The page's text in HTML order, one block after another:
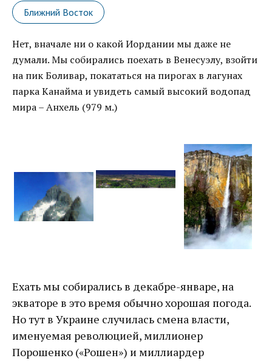
Ближний Восток
Нет, вначале ни о какой Иордании мы даже не
думали. Мы собирались поехать в Венесуэлу, взойти
на пик Боливар, покататься на пирогах в лагунах
парка Канайма и увидеть самый высокий водопад
мира – Анхель (979 м.)
Ехать мы собирались в декабре-январе, на
экваторе в это время обычно хорошая погода.
Но тут в Украине случилась смена власти,
именуемая революцией, миллионер
Порошенко («Рошен») и миллиардер